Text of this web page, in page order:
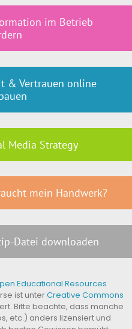
im Betrieb
& Vertrauen online
Media Strategy
mein Handwerk?
Datei downloaden
Educational Resources
ist unterCreative Commons
Bitte beachte, dass manche
etc.) anders lizensiert und